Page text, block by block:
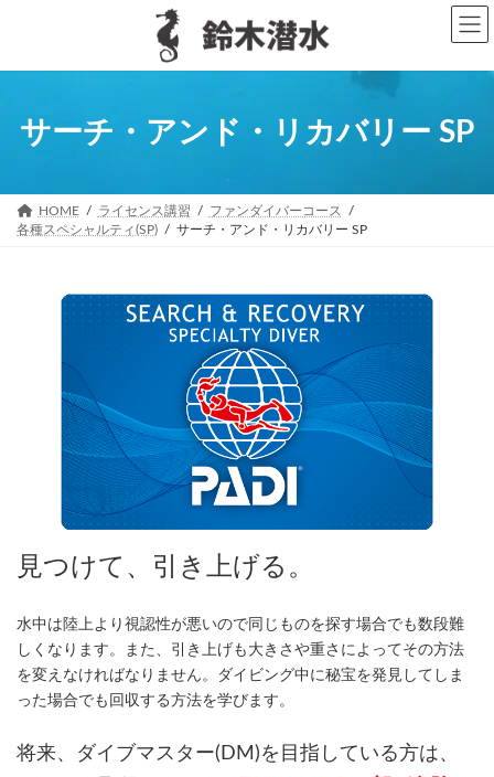
ン
ー
サーチ・アンド・リカバリー SP
HOME ライセンス講習
ファンダイバーコース
各種スペシャルティ(SP)
サーチ・アンド・リカバリー SP
見つけて、引き上げる。
水中は陸上より視認性が悪いので同じものを探す場合でも数段難
しくなります。また、引き上げも大きさや重さによってその方法
を変えなければなりません。ダイビング中に秘宝を発見してしま
った場合でも回収する方法を学びます。
将来、ダイブマスター(DM)を目指している方は、